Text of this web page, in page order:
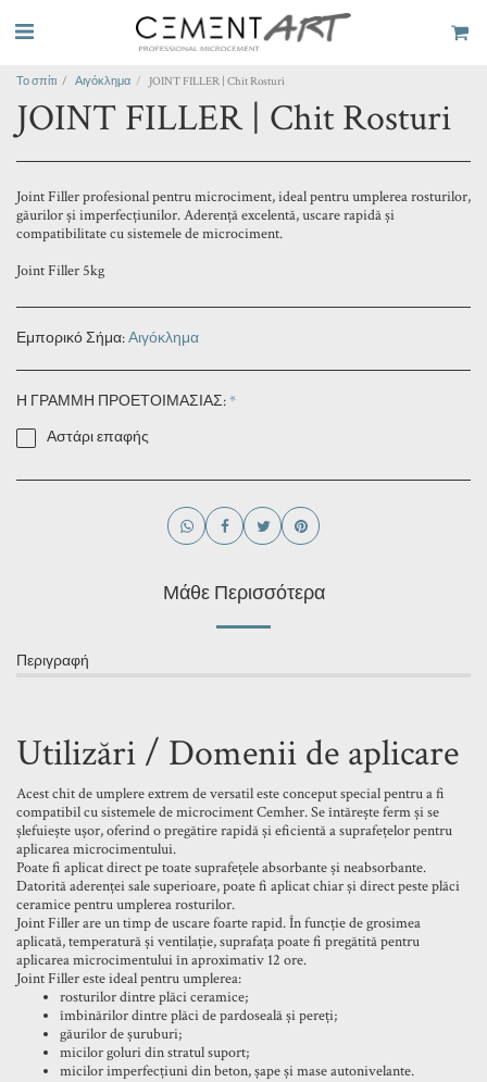
Το σπίτι Αιγόκλημα JOINT FILLER | Chit Rosturi
JOINT FILLER | Chit Rosturi
Joint Filler profesional pentru microciment, ideal pentru umplerea rosturilor,
găurilor și imperfecțiunilor. Aderență excelentă, uscare rapidă și
compatibilitate cu sistemele de microciment.
Joint Filler 5kg
Εμπορικό Σήμα:Αιγόκλημα
Η ΓΡΑΜΜΗ ΠΡΟΕΤΟΙΜΑΣΙΑΣ:*
Αστάρι επαφής
Μάθε Περισσότερα
Περιγραφή
Utilizări / Domenii de aplicare
Acest chit de umplere extrem de versatil este conceput special pentru a fi
compatibil cu sistemele de microciment Cemher. Se întărește ferm și se
șlefuiește ușor, oferind o pregătire rapidă și eficientă a suprafețelor pentru
aplicarea microcimentului.
Poate fi aplicat direct pe toate suprafețele absorbante și neabsorbante.
Datorită aderenței sale superioare, poate fi aplicat chiar și direct peste plăci
ceramice pentru umplerea rosturilor.
Joint Filler are un timp de uscare foarte rapid. În funcție de grosimea
aplicată, temperatură și ventilație, suprafața poate fi pregătită pentru
aplicarea microcimentului în aproximativ 12 ore.
Joint Filler este ideal pentru umplerea:
rosturilor dintre plăci ceramice;
îmbinărilor dintre plăci de pardoseală și pereți;
găurilor de șuruburi;
micilor goluri din stratul suport;
micilor imperfecțiuni din beton, șape și mase autonivelante.